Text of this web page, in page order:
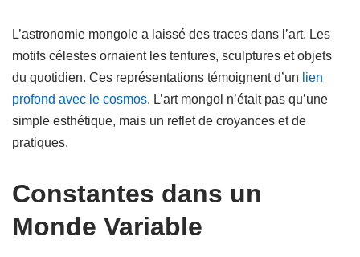
L’astronomie mongole a laissé des traces dans l’art. Les
motifs célestes ornaient les tentures, sculptures et objets
du quotidien. Ces représentations témoignent d’un lien
profond avec le cosmos. L’art mongol n’était pas qu’une
simple esthétique, mais un reflet de croyances et de
pratiques.
Constantes dans un
Monde Variable